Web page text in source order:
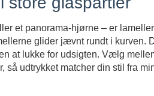
et panorama-hjørne – er
glider jævnt rundt i kurven.
at lukke for udsigten. Vælg
udtrykket matcher din stil fra